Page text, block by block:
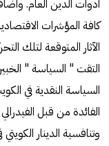
ادوات الدين العام.
كافة المؤشرات
الآثار المتوقعة لتلك
التقت " السياسة "
السياسة النقدية في
الفائدة من قبل
وتنافسية الدينار